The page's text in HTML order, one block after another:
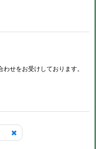
せをお受けしております。